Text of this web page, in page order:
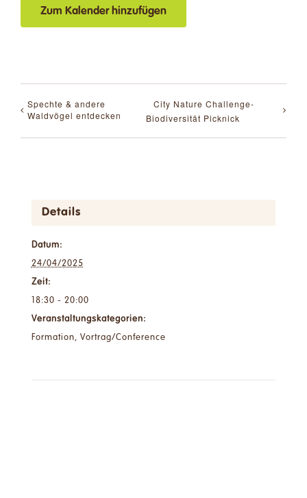
Zum Kalender hinzufügen
Spechte & andere
Waldvögel entdecken
City Nature Challenge-
Biodiversität Picknick
Details
Datum:
24/04/2025
Zeit:
18:30 - 20:00
Veranstaltungskategorien:
Formation, Vortrag/Conference